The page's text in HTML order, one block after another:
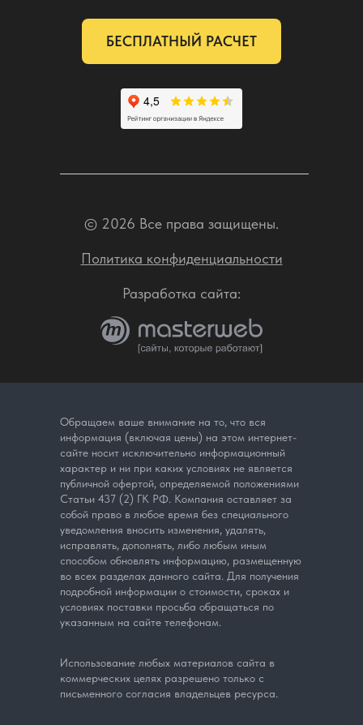
БЕСПЛАТНЫЙ РАСЧЕТ
© 2026 Все права защищены.
Разработка сайта:
Политика конфиденциальности
Обращаем ваше внимание на то, что вся
информация (включая цены) на этом интернет-
сайте носит исключительно информационный
характер и ни при каких условиях не является
публичной офертой, определяемой положениями
Статьи 437 (2) ГК РФ. Компания оставляет за
собой право в любое время без специального
уведомления вносить изменения, удалять,
исправлять, дополнять, либо любым иным
способом обновлять информацию, размещенную
во всех разделах данного сайта. Для получения
подробной информации о стоимости, сроках и
условиях поставки просьба обращаться по
указанным на сайте телефонам.
Использование любых материалов сайта в
коммерческих целях разрешено только с
письменного согласия владельцев ресурса.